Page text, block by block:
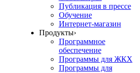
Публикация в прессе
Обучение
Интернет-магазин
Продукты›
Программное
обеспечение
Программы для ЖКХ
Программы для